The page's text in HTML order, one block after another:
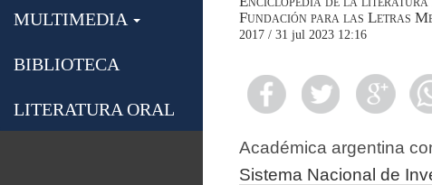
MULTIMEDIA
BIBLIOTECA
LITERATURA ORAL
Fundación para las Letras
2017 / 31 jul 2023 12:16
Académica argentina
Sistema Nacional de